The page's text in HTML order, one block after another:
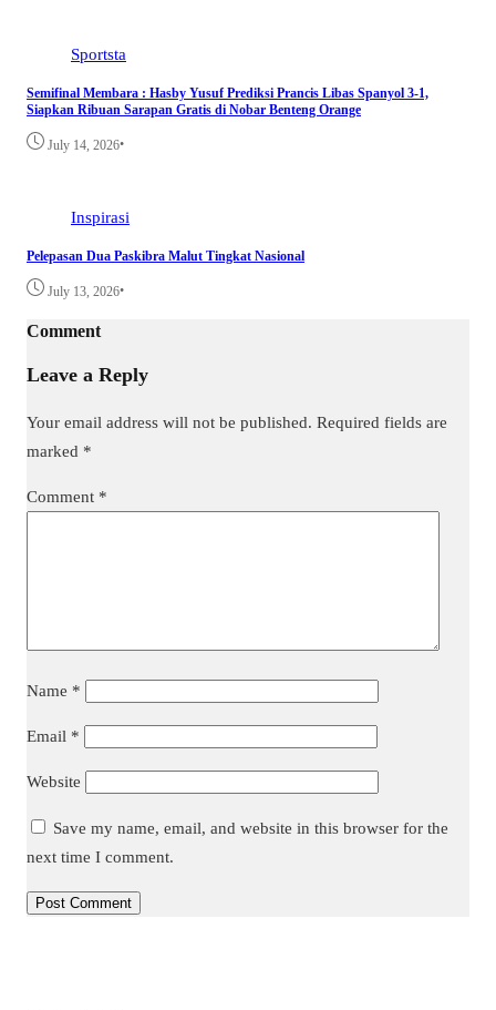
Sportsta
Semifinal Membara : Hasby Yusuf Prediksi Prancis Libas Spanyol 3-1,
Siapkan Ribuan Sarapan Gratis di Nobar Benteng Orange
July 14, 2026•
Inspirasi
Pelepasan Dua Paskibra Malut Tingkat Nasional
July 13, 2026•
Comment
Leave a Reply
Your email address will not be published. Required fields are
marked *
Comment *
Name *
Email *
Website
Save my name, email, and website in this browser for the
next time I comment.